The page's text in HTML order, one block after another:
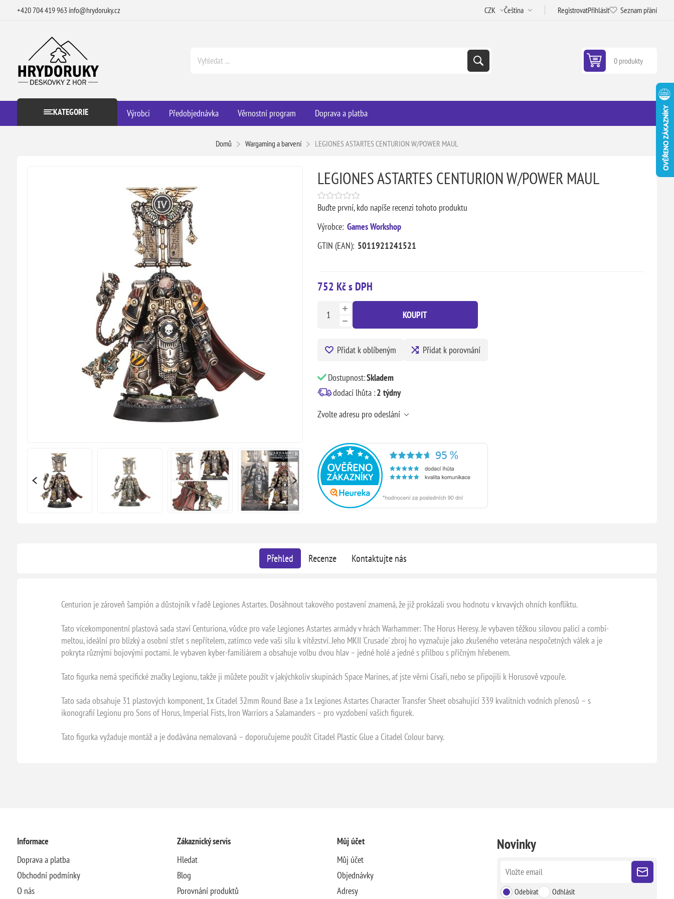
+420 704 419 963 info@hrydoruky.cz RegistrovatPřihlásit Seznam přání
0 produkty
KATEGORIE Výrobci Předobjednávka Věrnostní program Doprava a platba
Domů Wargaming a barvení LEGIONES ASTARTES CENTURION W/POWER MAUL
LEGIONES ASTARTES CENTURION W/POWER MAUL
Buďte první, kdo napíše recenzi tohoto produktu
Výrobce: Games Workshop
GTIN (EAN): 5011921241521
752 Kč s DPH
KOUPIT
Přidat k oblíbeným Přidat k porovnání
Dostupnost:Skladem
dodací lhůta :2 týdny
Zvolte adresu pro odeslání
Přehled Recenze Kontaktujte nás
Centurion je zároveň šampión a důstojník v řadě Legiones Astartes. Dosáhnout takového postavení znamená, že již prokázali svou hodnotu v krvavých ohních konfliktu.
Tato vícekomponentní plastová sada staví Centuriona, vůdce pro vaše Legiones Astartes armády v hrách Warhammer: The Horus Heresy. Je vybaven těžkou silovou palicí a combi-
meltou, ideální pro blízký a osobní střet s nepřítelem, zatímco vede vaši sílu k vítězství. Jeho MKII 'Crusade' zbroj ho vyznačuje jako zkušeného veterána nespočetných válek a je
pokryta různými bojovými poctami. Je vybaven kyber-familiárem a obsahuje volbu dvou hlav – jedné holé a jedné s přilbou s příčným hřebenem.
Tato figurka nemá specifické značky Legionu, takže ji můžete použít v jakýchkoliv skupinách Space Marines, ať jste věrni Císaři, nebo se připojili k Horusově vzpouře.
Tato sada obsahuje 31 plastových komponent, 1x Citadel 32mm Round Base a 1x Legiones Astartes Character Transfer Sheet obsahující 339 kvalitních vodních přenosů – s
ikonografií Legionu pro Sons of Horus, Imperial Fists, Iron Warriors a Salamanders – pro vyzdobení vašich figurek.
Tato figurka vyžaduje montáž a je dodávána nemalovaná – doporučujeme použít Citadel Plastic Glue a Citadel Colour barvy.
Informace
Doprava a platba
Obchodní podmínky
O nás
Zákaznický servis
Hledat
Blog
Porovnání produktů
Můj účet
Můj účet
Objednávky
Adresy
Novinky
Odebírat Odhlásit